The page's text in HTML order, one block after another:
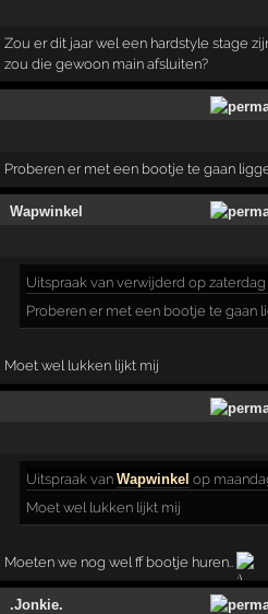
Zou er dit jaar wel een hardstyle stage
zou die gewoon main afsluiten?
Proberen er met een bootje te gaan
Wapwinkel
Uitspraak van verwijderd op zaterdag
Proberen er met een bootje te gaan
Moet wel lukken lijkt mij
Uitspraak vanWapwinkel op
Moet wel lukken lijkt mij
Moeten we nog wel ff bootje huren..
.Jonkie.